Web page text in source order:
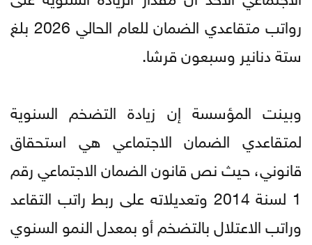
رواتب متقاعدي الضمان للعام الحالي 2026 بلغ
ستة دنانير وسبعون قرشا.
وبينت المؤسسة إن زيادة التضخم السنوية
لمتقاعدي الضمان الاجتماعي هي استحقاق
قانوني، حيث نص قانون الضمان الاجتماعي رقم
1 لسنة 2014 وتعديلاته على ربط راتب التقاعد
وراتب الاعتلال بالتضخم أو بمعدل النمو السنوي